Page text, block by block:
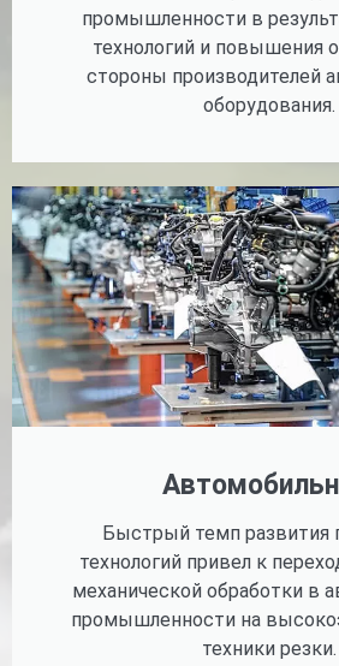
промышленности в
технологий и повышения
стороны производителей
оборудования.
Быстрый темп развития
технологий привел к
механической обработки в
промышленности на
техники резки.